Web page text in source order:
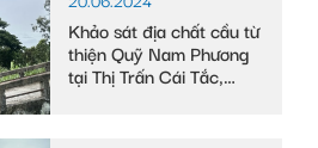
Khảo sát địa chất cầu từ
thiện Quỹ Nam Phương
tại Thị Trấn Cái Tắc,